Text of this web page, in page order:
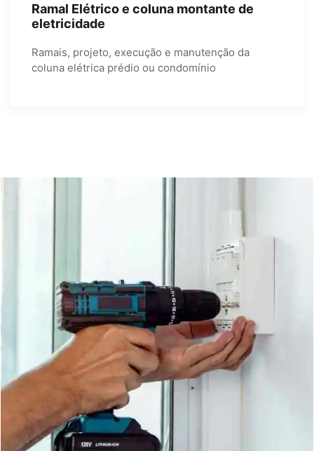
Ramal Elétrico e coluna montante de
eletricidade
Ramais, projeto, execução e manutenção da
coluna elétrica prédio ou condomínio